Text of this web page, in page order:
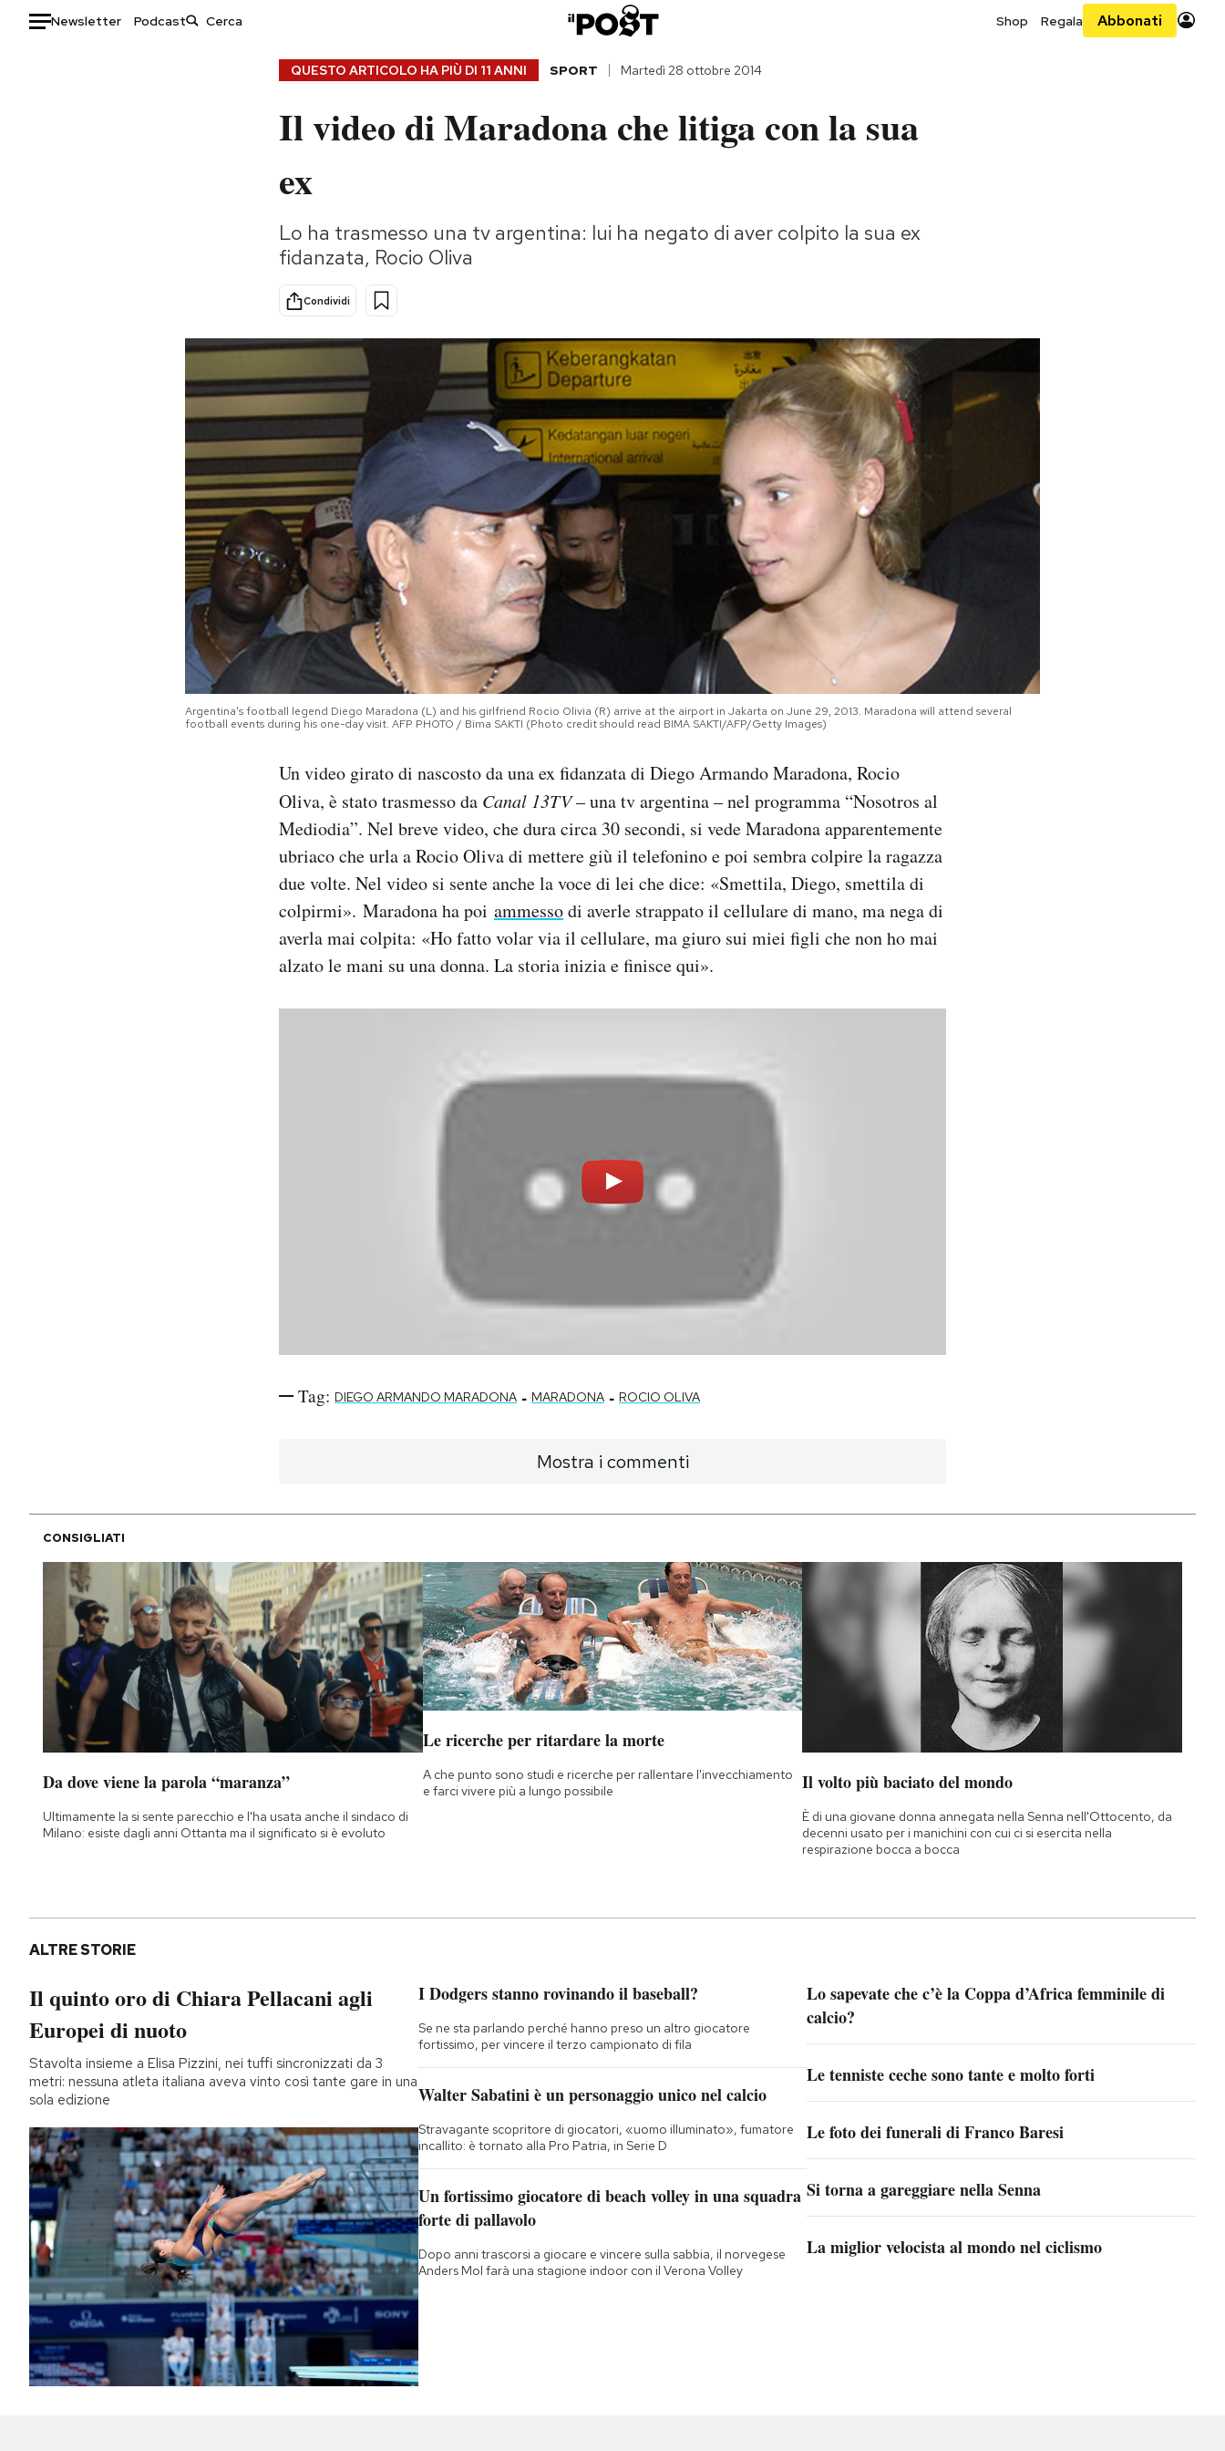
Newsletter Podcast Shop Regala Abbonati
Storie/Idee
Ok Boomer!
Altrecose
QUESTO ARTICOLO HA PIÙ DI 11 ANNI SPORT Martedì 28 ottobre 2014
Il video di Maradona che litiga con la sua
ex
Lo ha trasmesso una tv argentina: lui ha negato di aver colpito la sua ex
fidanzata, Rocio Oliva
Condividi
Argentina's football legend Diego Maradona (L) and his girlfriend Rocio Olivia (R) arrive at the airport in Jakarta on June 29, 2013. Maradona will attend several
football events during his one-day visit. AFP PHOTO / Bima SAKTI (Photo credit should read BIMA SAKTI/AFP/Getty Images)
Un video girato di nascosto da una ex fidanzata di Diego Armando Maradona, Rocio
Oliva, è stato trasmesso da Canal 13TV– una tv argentina – nel programma “Nosotros al
Mediodia”. Nel breve video, che dura circa 30 secondi, si vede Maradona apparentemente
ubriaco che urla a Rocio Oliva di mettere giù il telefonino e poi sembra colpire la ragazza
due volte. Nel video si sente anche la voce di lei che dice: «Smettila, Diego, smettila di
colpirmi». Maradona ha poi ammessodi averle strappato il cellulare di mano, ma nega di
averla mai colpita: «Ho fatto volar via il cellulare, ma giuro sui miei figli che non ho mai
alzato le mani su una donna. La storia inizia e finisce qui».
Tag: DIEGO ARMANDO MARADONA - MARADONA - ROCIO OLIVA
Mostra i commenti
CONSIGLIATI
Da dove viene la parola “maranza”
Ultimamente la si sente parecchio e l'ha usata anche il sindaco di
Milano: esiste dagli anni Ottanta ma il significato si è evoluto
Le ricerche per ritardare la morte
A che punto sono studi e ricerche per rallentare l'invecchiamento
e farci vivere più a lungo possibile
Il volto più baciato del mondo
È di una giovane donna annegata nella Senna nell'Ottocento, da
decenni usato per i manichini con cui ci si esercita nella
respirazione bocca a bocca
ALTRE STORIE
Il quinto oro di Chiara Pellacani agli
Europei di nuoto
Stavolta insieme a Elisa Pizzini, nei tuffi sincronizzati da 3
metri: nessuna atleta italiana aveva vinto così tante gare in una
sola edizione
I Dodgers stanno rovinando il baseball?
Se ne sta parlando perché hanno preso un altro giocatore
fortissimo, per vincere il terzo campionato di fila
Walter Sabatini è un personaggio unico nel calcio
Stravagante scopritore di giocatori, «uomo illuminato», fumatore
incallito: è tornato alla Pro Patria, in Serie D
Un fortissimo giocatore di beach volley in una squadra
forte di pallavolo
Dopo anni trascorsi a giocare e vincere sulla sabbia, il norvegese
Anders Mol farà una stagione indoor con il Verona Volley
Lo sapevate che c’è la Coppa d’Africa femminile di
calcio?
Le tenniste ceche sono tante e molto forti
Le foto dei funerali di Franco Baresi
Si torna a gareggiare nella Senna
La miglior velocista al mondo nel ciclismo